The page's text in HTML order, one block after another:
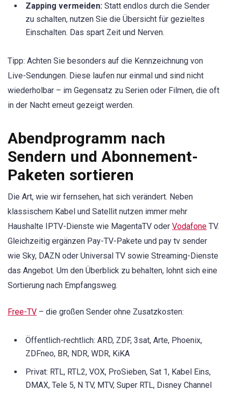
Zapping vermeiden: Statt endlos durch die Sender
zu schalten, nutzen Sie die Übersicht für gezieltes
Einschalten. Das spart Zeit und Nerven.
Tipp: Achten Sie besonders auf die Kennzeichnung von
Live-Sendungen. Diese laufen nur einmal und sind nicht
wiederholbar – im Gegensatz zu Serien oder Filmen, die oft
in der Nacht erneut gezeigt werden.
Abendprogramm nach
Sendern und Abonnement-
Paketen sortieren
Die Art, wie wir fernsehen, hat sich verändert. Neben
klassischem Kabel und Satellit nutzen immer mehr
Haushalte IPTV-Dienste wie MagentaTV oder Vodafone TV.
Gleichzeitig ergänzen Pay-TV-Pakete und pay tv sender
wie Sky, DAZN oder Universal TV sowie Streaming-Dienste
das Angebot. Um den Überblick zu behalten, lohnt sich eine
Sortierung nach Empfangsweg.
Free-TV – die großen Sender ohne Zusatzkosten:
Öffentlich-rechtlich: ARD, ZDF, 3sat, Arte, Phoenix,
ZDFneo, BR, NDR, WDR, KiKA
Privat: RTL, RTL2, VOX, ProSieben, Sat 1, Kabel Eins,
DMAX, Tele 5, N TV, MTV, Super RTL, Disney Channel